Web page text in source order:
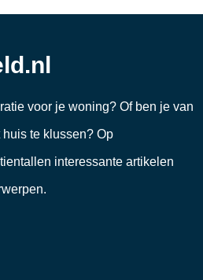
voor je woning? Of ben je van
te klussen? Op
interessante artikelen